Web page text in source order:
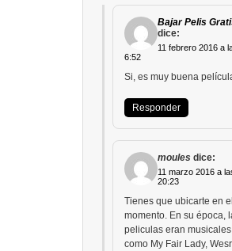
Bajar Pelis
dice:
11 febrero 2016 a
6:52
Si, es muy buena
Responder
moules dice:
11 marzo 2016 a
20:23
Tienes que ubicarte en el
momento. En su época,
peliculas eran musicales
como My Fair Lady, Wesr